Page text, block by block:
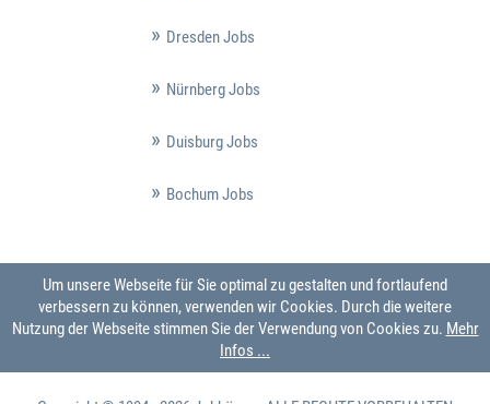
Dresden Jobs
Nürnberg Jobs
Duisburg Jobs
Bochum Jobs
Um unsere Webseite für Sie optimal zu gestalten und fortlaufend
verbessern zu können, verwenden wir Cookies. Durch die weitere
Nutzung der Webseite stimmen Sie der Verwendung von Cookies zu. Mehr
Infos ...